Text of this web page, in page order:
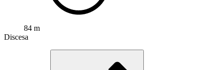
84 m
Discesa